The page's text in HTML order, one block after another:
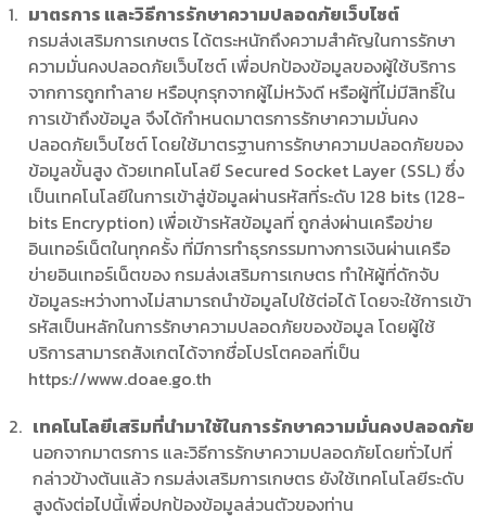
มาตรการ และวิธีการรักษาความปลอดภัยเว็บไซต์
กรมส่งเสริมการเกษตร ได้ตระหนักถึงความสำคัญในการรักษา
ความมั่นคงปลอดภัยเว็บไซต์ เพื่อปกป้องข้อมูลของผู้ใช้บริการ
จากการถูกทำลาย หรือบุกรุกจากผู้ไม่หวังดี หรือผู้ที่ไม่มีสิทธิ์ใน
การเข้าถึงข้อมูล จึงได้กำหนดมาตรการรักษาความมั่นคง
ปลอดภัยเว็บไซต์ โดยใช้มาตรฐานการรักษาความปลอดภัยของ
ข้อมูลขั้นสูง ด้วยเทคโนโลยี Secured Socket Layer (SSL) ซึ่ง
เป็นเทคโนโลยีในการเข้าสู่ข้อมูลผ่านรหัสที่ระดับ 128 bits (128-
bits Encryption) เพื่อเข้ารหัสข้อมูลที่ ถูกส่งผ่านเครือข่าย
อินเทอร์เน็ตในทุกครั้ง ที่มีการทำธุรกรรมทางการเงินผ่านเครือ
ข่ายอินเทอร์เน็ตของ กรมส่งเสริมการเกษตร ทำให้ผู้ที่ดักจับ
ข้อมูลระหว่างทางไม่สามารถนำข้อมูลไปใช้ต่อได้ โดยจะใช้การเข้า
รหัสเป็นหลักในการรักษาความปลอดภัยของข้อมูล โดยผู้ใช้
บริการสามารถสังเกตได้จากชื่อโปรโตคอลที่เป็น
https://www.doae.go.th
เทคโนโลยีเสริมที่นำมาใช้ในการรักษาความมั่นคงปลอดภัย
นอกจากมาตรการ และวิธีการรักษาความปลอดภัยโดยทั่วไปที่
กล่าวข้างต้นแล้ว กรมส่งเสริมการเกษตร ยังใช้เทคโนโลยีระดับ
สูงดังต่อไปนี้เพื่อปกป้องข้อมูลส่วนตัวของท่าน